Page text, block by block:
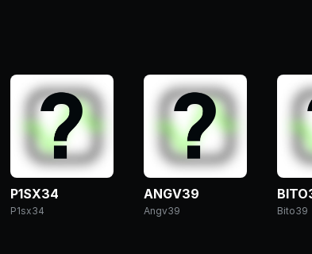
P1SX34
P1sx34
ANGV39
Angv39 Bito39